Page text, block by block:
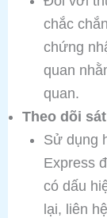
chắc
chứng
quan
quan.
Theo dõi
Sử dụng
Express
có dấu
lại, liên